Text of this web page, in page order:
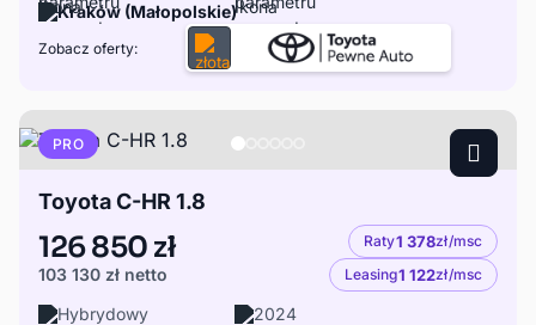
Kraków (Małopolskie)
Zobacz oferty:
PRO
Toyota C-HR 1.8
126 850 zł
103 130 zł netto
Raty1 378zł/msc
Leasing1 122zł/msc
Hybrydowy
2024